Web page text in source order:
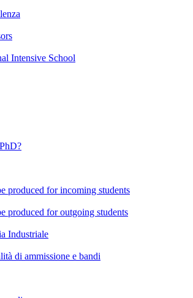
Intensive School
produced for incoming students
produced for outgoing students
Industriale
di ammissione e bandi